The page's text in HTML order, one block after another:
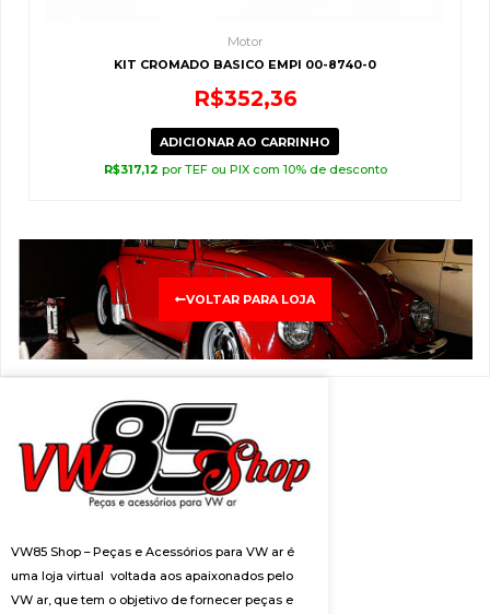
Motor
KIT CROMADO BASICO EMPI 00-8740-0
R$352,36
ADICIONAR AO CARRINHO
R$317,12 por TEF ou PIX com 10% de desconto
VOLTAR PARA LOJA
VW85 Shop – Peças e Acessórios para VW ar é
uma loja virtual voltada aos apaixonados pelo
VW ar, que tem o objetivo de fornecer peças e